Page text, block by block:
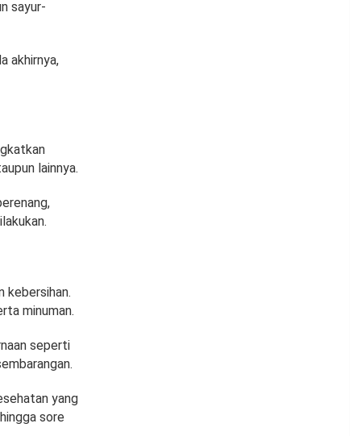
sayur-
akhirnya,
lainnya.
kebersihan.
minuman.
seperti
yang
sore